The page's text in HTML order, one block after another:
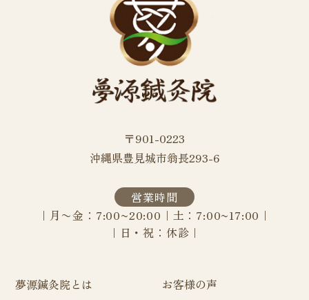
〒901-0223
沖縄県豊見城市翁長293-6
営業時間
｜月〜金：7:00~20:00｜土：7:00~17:00｜
｜ 日・祝：休診｜
夢源鍼灸院とは お客様の声